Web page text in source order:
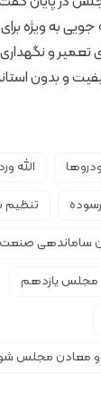
به ویژه
تعمیر و
و بدون
الله
تنظیم
ساماندهی
مجلس یازدهم
معادن مجلس